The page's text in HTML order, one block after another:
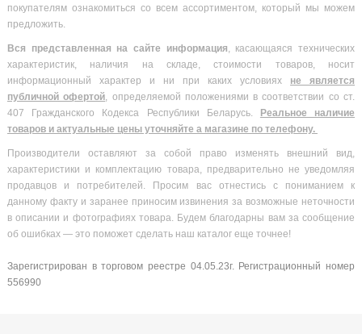
покупателям ознакомиться со всем ассортиментом, который мы можем
предложить.
Вся представленная на сайте информация, касающаяся технических
характеристик, наличия на складе, стоимости товаров, носит
информационный характер и ни при каких условиях не является
публичной офертой, определяемой положениями в соответствии со ст.
407 Гражданского Кодекса Республики Беларусь. Реальное наличие
товаров и актуальные цены уточняйте а магазине по телефону.
Производители оставляют за собой право изменять внешний вид,
характеристики и комплектацию товара, предварительно не уведомляя
продавцов и потребителей. Просим вас отнестись с пониманием к
данному факту и заранее приносим извинения за возможные неточности
в описании и фотографиях товара. Будем благодарны вам за сообщение
об ошибках — это поможет сделать наш каталог еще точнее!
Зарегистрирован в торговом реестре 04.05.23г. Регистрационный номер
556990